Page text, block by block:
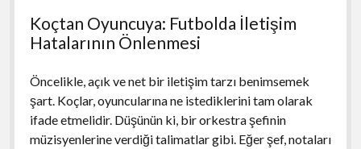
Koçtan Oyuncuya: Futbolda İletişim
Hatalarının Önlenmesi
Öncelikle, açık ve net bir iletişim tarzı benimsemek
şart. Koçlar, oyuncularına ne istediklerini tam olarak
ifade etmelidir. Düşünün ki, bir orkestra şefinin
müzisyenlerine verdiği talimatlar gibi. Eğer şef, notaları